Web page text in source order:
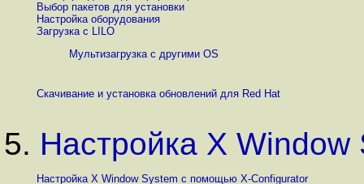
Выбор пакетов для установки
Настройка оборудования
Загрузка с LILO
Мультизагрузка с другими OS
Скачивание и установка обновлений для Red Hat
5. Настройка X Window
Настройка X Window System с помощью X-Configurator